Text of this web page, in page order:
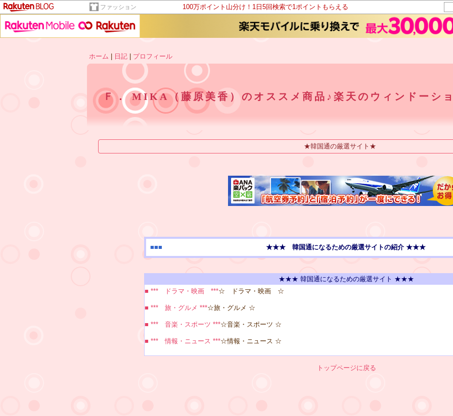
ファッション 100万ポイント山分け！1日5回検索で1ポイントもらえる
ホーム 日記 プロフィール
Ｆ． MIKA（藤原美香）のオススメ商品♪楽天のウィンドーシ
★韓国通の厳選サイト★
■■■ ★★★ 韓国通になるための厳選サイトの紹介 ★★★
★★★ 韓国通になるための厳選サイト ★★★
■ *** ドラマ・映画 ***☆ ドラマ・映画 ☆
■ *** 旅・グルメ ***☆旅・グルメ ☆
■ *** 音楽・スポーツ ***☆音楽・スポーツ ☆
■ *** 情報・ニュース ***☆情報・ニュース ☆
トップページに戻る